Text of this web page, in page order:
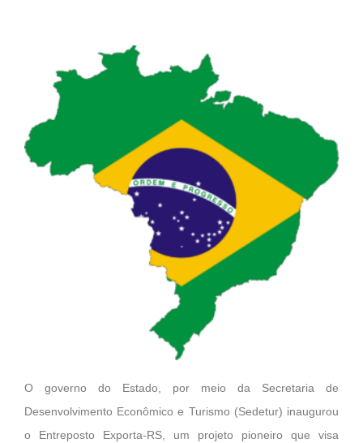
O governo do Estado, por meio da Secretaria de
Desenvolvimento Econômico e Turismo (Sedetur) inaugurou
o Entreposto Exporta-RS, um projeto pioneiro que visa